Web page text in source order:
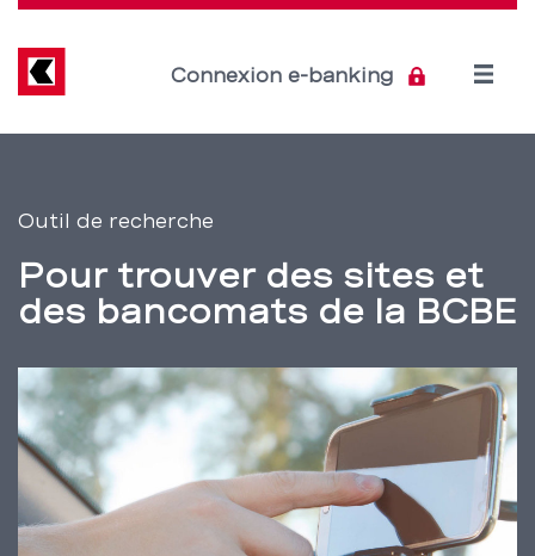
nos
sites
et
nos
bancomats
–
BCBE
Direkt
Inhalt
Connexion e-banking
Open
navigation
de
service
Outil de recherche
Pour trouver des sites et
des bancomats de la BCBE